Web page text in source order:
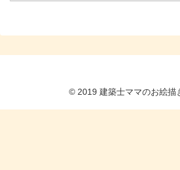
© 2019 建築士ママのお絵描